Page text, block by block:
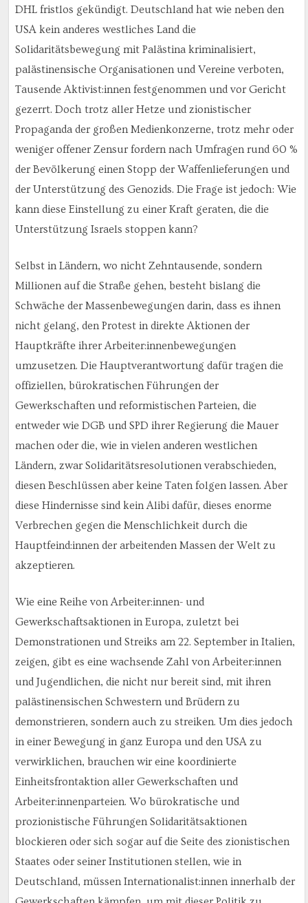
DHL fristlos gekündigt. Deutschland hat wie neben den
USA kein anderes westliches Land die
Solidaritätsbewegung mit Palästina kriminalisiert,
palästinensische Organisationen und Vereine verboten,
Tausende Aktivist:innen festgenommen und vor Gericht
gezerrt. Doch trotz aller Hetze und zionistischer
Propaganda der großen Medienkonzerne, trotz mehr oder
weniger offener Zensur fordern nach Umfragen rund 60 %
der Bevölkerung einen Stopp der Waffenlieferungen und
der Unterstützung des Genozids. Die Frage ist jedoch: Wie
kann diese Einstellung zu einer Kraft geraten, die die
Unterstützung Israels stoppen kann?
Selbst in Ländern, wo nicht Zehntausende, sondern
Millionen auf die Straße gehen, besteht bislang die
Schwäche der Massenbewegungen darin, dass es ihnen
nicht gelang, den Protest in direkte Aktionen der
Hauptkräfte ihrer Arbeiter:innenbewegungen
umzusetzen. Die Hauptverantwortung dafür tragen die
offiziellen, bürokratischen Führungen der
Gewerkschaften und reformistischen Parteien, die
entweder wie DGB und SPD ihrer Regierung die Mauer
machen oder die, wie in vielen anderen westlichen
Ländern, zwar Solidaritätsresolutionen verabschieden,
diesen Beschlüssen aber keine Taten folgen lassen. Aber
diese Hindernisse sind kein Alibi dafür, dieses enorme
Verbrechen gegen die Menschlichkeit durch die
Hauptfeind:innen der arbeitenden Massen der Welt zu
akzeptieren.
Wie eine Reihe von Arbeiter:innen- und
Gewerkschaftsaktionen in Europa, zuletzt bei
Demonstrationen und Streiks am 22. September in Italien,
zeigen, gibt es eine wachsende Zahl von Arbeiter:innen
und Jugendlichen, die nicht nur bereit sind, mit ihren
palästinensischen Schwestern und Brüdern zu
demonstrieren, sondern auch zu streiken. Um dies jedoch
in einer Bewegung in ganz Europa und den USA zu
verwirklichen, brauchen wir eine koordinierte
Einheitsfrontaktion aller Gewerkschaften und
Arbeiter:innenparteien. Wo bürokratische und
prozionistische Führungen Solidaritätsaktionen
blockieren oder sich sogar auf die Seite des zionistischen
Staates oder seiner Institutionen stellen, wie in
Deutschland, müssen Internationalist:innen innerhalb der